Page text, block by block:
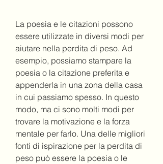
La poesia e le citazioni possono
essere utilizzate in diversi modi per
aiutare nella perdita di peso. Ad
esempio, possiamo stampare la
poesia o la citazione preferita e
appenderla in una zona della casa
in cui passiamo spesso. In questo
modo, ma ci sono molti modi per
trovare la motivazione e la forza
mentale per farlo. Una delle migliori
fonti di ispirazione per la perdita di
peso può essere la poesia o le